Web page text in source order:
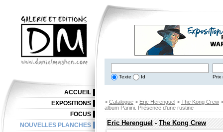
Texte Id Prix
> Catalogue > Eric Herenguel > The Kong Crew
album Panini. Présence d'une rustine
Eric Herenguel-The Kong Crew
ACCUEIL
EXPOSITIONS
FOCUS
NOUVELLES PLANCHES